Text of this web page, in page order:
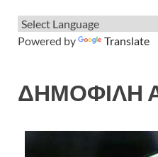
Powered by Translate
ΔΗΜΟΦΙΛΗ